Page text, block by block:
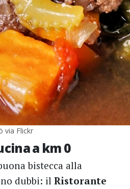
via Flickr
a km 0
bistecca alla
dubbi: il Ristorante